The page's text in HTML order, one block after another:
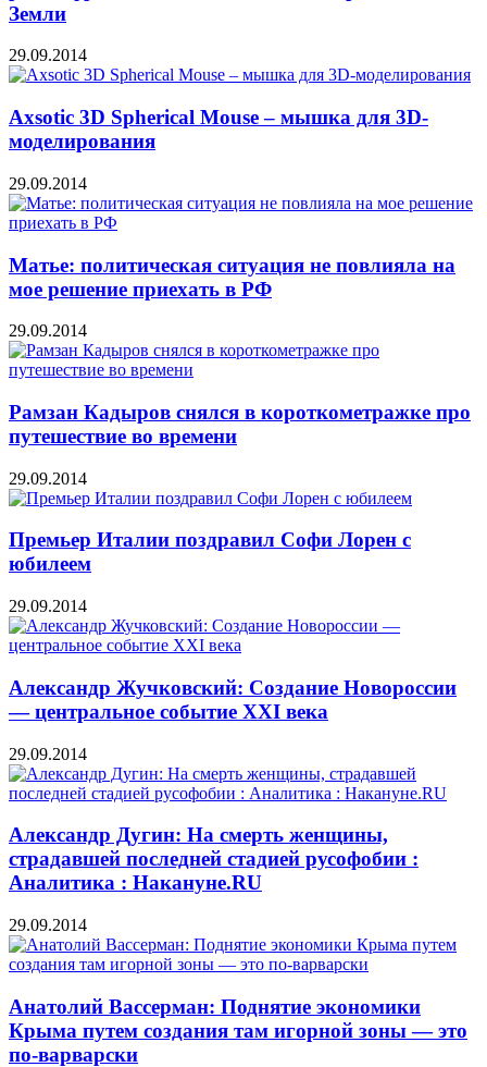
Земли
29.09.2014
Axsotic 3D Spherical Mouse – мышка для 3D-
моделирования
29.09.2014
Матье: политическая ситуация не повлияла на
мое решение приехать в РФ
29.09.2014
Рамзан Кадыров снялся в короткометражке про
путешествие во времени
29.09.2014
Премьер Италии поздравил Софи Лорен с
юбилеем
29.09.2014
Александр Жучковский: Создание Новороссии
— центральное событие XXI века
29.09.2014
Александр Дугин: На смерть женщины,
страдавшей последней стадией русофобии :
Аналитика : Накануне.RU
29.09.2014
Анатолий Вассерман: Поднятие экономики
Крыма путем создания там игорной зоны — это
по-варварски